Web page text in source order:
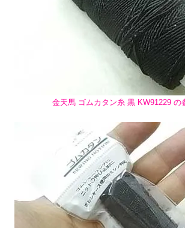
金天馬 ゴムカタン糸 黒 KW91229 の